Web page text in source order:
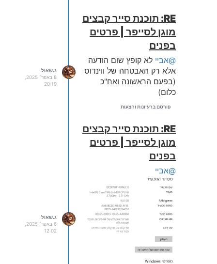
לא יודע אם זה נכון - אדרבה
תנסה ותודיע אם זה עובד
RE: תוכנת סייר קבצים
מוגן לסייפר | פרטים
בפנים
@אביי לא קופץ שום הודעה
אלא רק האבטחה של ווינדוס
(בפעם הראשונה ואח"כ
כלום)
פורסם ברעיונות והצעות
ג.שאול
20:19
RE: תוכנת סייר קבצים
מוגן לסייפר | פרטים
בפנים
@אביי
ג.שאול
12:02